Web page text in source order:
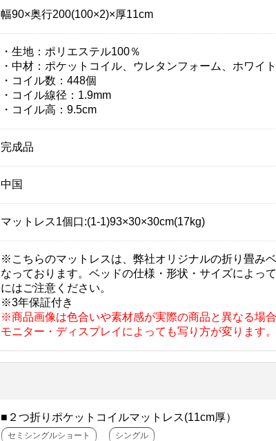
幅90×奥行200(100×2)×厚11cm
・生地：ポリエステル100％
・中材：ポケットコイル、ウレタンフォーム、ホワイ
・コイル数：448個
・コイル線径：1.9mm
・コイル高：9.5cm
完成品
中国
マットレス1個口:(1-1)93×30×30cm(17kg)
※こちらのマットレスは、弊社オリジナルの折り畳み
なっております。ベッドの仕様・形状・サイズによっ
にはご注意ください。
※3年保証付き
※商品画像は色合いや素材感が実際の商品と異なる場合
モニター・ディスプレイによっても写り方が変ります
■２つ折りポケットコイルマットレス(11cm厚）
セミシングルショート シングル